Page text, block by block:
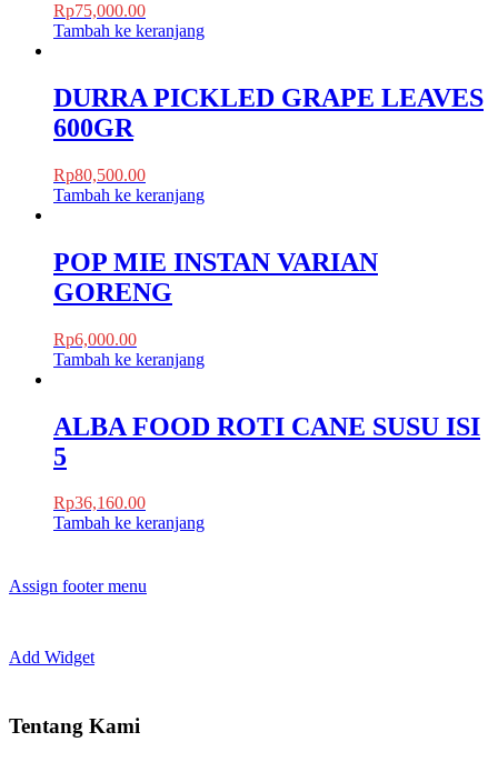
Rp75,000.00
Tambah ke keranjang
DURRA PICKLED GRAPE LEAVES
600GR
Rp80,500.00
Tambah ke keranjang
POP MIE INSTAN VARIAN
GORENG
Rp6,000.00
Tambah ke keranjang
ALBA FOOD ROTI CANE SUSU ISI
5
Rp36,160.00
Tambah ke keranjang
Assign footer menu
Add Widget
Tentang Kami